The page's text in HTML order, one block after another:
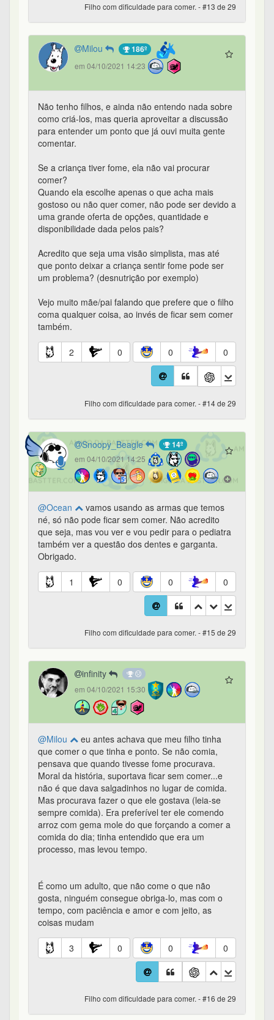
Filho com dificuldade para comer. - #13 de 29
Milou 186º
em 04/10/2021 14:23
Não tenho filhos, e ainda não entendo nada sobre
como criá-los, mas queria aproveitar a discussão
para entender um ponto que já ouvi muita gente
comentar.
Se a criança tiver fome, ela não vai procurar
comer?
Quando ela escolhe apenas o que acha mais
gostoso ou não quer comer, não pode ser devido a
uma grande oferta de opções, quantidade e
disponibilidade dada pelos pais?
Acredito que seja uma visão simplista, mas até
que ponto deixar a criança sentir fome pode ser
um problema? (desnutrição por exemplo)
Vejo muito mãe/pai falando que prefere que o filho
coma qualquer coisa, ao invés de ficar sem comer
também.
2 0 0 0
Filho com dificuldade para comer. - #14 de 29
Snoopy_Beagle 14º
em 04/10/2021 14:25
@Ocean
vamos usando as armas que temos
né, só não pode ficar sem comer. Não acredito
que seja, mas vou ver e vou pedir para o pediatra
também ver a questão dos dentes e garganta.
Obrigado.
1 0 0 0
Filho com dificuldade para comer. - #15 de 29
infinity
em 04/10/2021 15:30
@Milou
eu antes achava que meu filho tinha
que comer o que tinha e ponto. Se não comia,
pensava que quando tivesse fome procurava.
Moral da história, suportava ficar sem comer...e
não é que dava salgadinhos no lugar de comida.
Mas procurava fazer o que ele gostava (leia-se
sempre comida). Era preferível ter ele comendo
arroz com gema mole do que forçando a comer a
comida do dia; tinha entendido que era um
processo, mas levou tempo.
É como um adulto, que não come o que não
gosta, ninguém consegue obriga-lo, mas com o
tempo, com paciência e amor e com jeito, as
coisas mudam
3 0 0 0
Filho com dificuldade para comer. - #16 de 29